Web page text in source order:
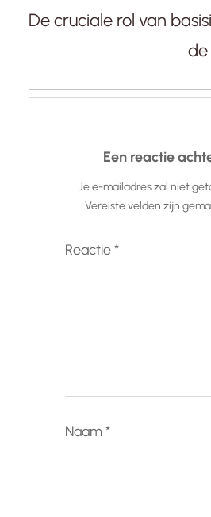
De cruciale rol van
de
Een reactie
Je e-mailadres zal niet
Vereiste velden zijn
Reactie*
Naam*